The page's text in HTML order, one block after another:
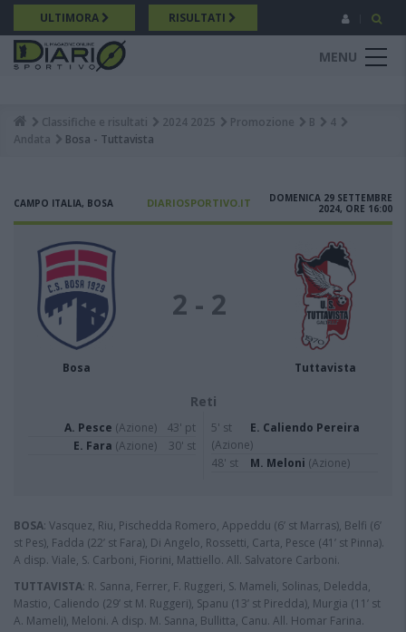
Salta
al
contenuto
principale
ULTIMORA RISULTATI
MENU
Breadcrumb
Classifiche e risultati 2024 2025 Promozione B
4
Andata
Bosa - Tuttavista
CAMPO ITALIA, BOSA DIARIOSPORTIVO.IT
DOMENICA 29 SETTEMBRE
2024, ORE 16:00
Bosa
2 - 2
Tuttavista
Reti
A. Pesce (Azione)
43' pt
E. Fara (Azione) 30' st
5' st
E. Caliendo Pereira
(Azione)
48' st
M. Meloni (Azione)
BOSA: Vasquez, Riu, Pischedda Romero, Appeddu (6’ st Marras), Belfi (6’
st Pes), Fadda (22’ st Fara), Di Angelo, Rossetti, Carta, Pesce (41’ st Pinna).
A disp. Viale, S. Carboni, Fiorini, Mattiello. All. Salvatore Carboni.
TUTTAVISTA: R. Sanna, Ferrer, F. Ruggeri, S. Mameli, Solinas, Deledda,
Mastio, Caliendo (29’ st M. Ruggeri), Spanu (13’ st Piredda), Murgia (11’ st
A. Mameli), Meloni. A disp. M. Sanna, Bullitta, Canu. All. Homar Farina.